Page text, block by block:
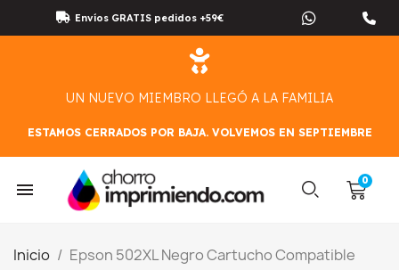
Envíos GRATIS pedidos +59€
UN NUEVO MIEMBRO LLEGÓ A LA FAMILIA
ESTAMOS CERRADOS POR BAJA. VOLVEMOS EN SEPTIEMBRE
Inicio Epson 502XL Negro Cartucho Compatible